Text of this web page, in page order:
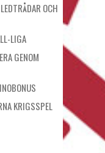
OCH
LIGA
GENOM
KRIGSSPEL